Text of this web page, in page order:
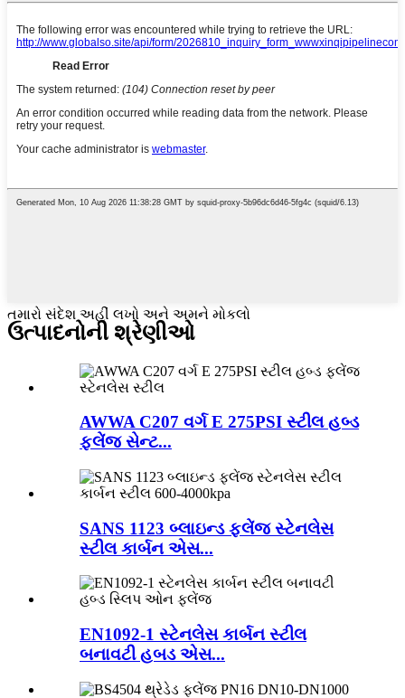
તમારો સંદેશ અહીં લખો અને અમને મોકલો
ઉત્પાદનોની શ્રેણીઓ
AWWA C207 વર્ગ E 275PSI સ્ટીલ હબ્ડ
ફ્લેંજ સેન્ટ...
SANS 1123 બ્લાઇન્ડ ફ્લેંજ સ્ટેનલેસ
સ્ટીલ કાર્બન એસ...
EN1092-1 સ્ટેનલેસ કાર્બન સ્ટીલ
બનાવટી હબડ એસ...